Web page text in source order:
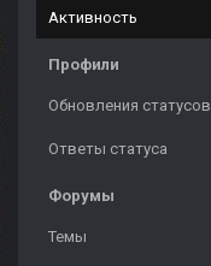
Активность
Профили
Обновления статусов
Ответы статуса
Форумы
Темы